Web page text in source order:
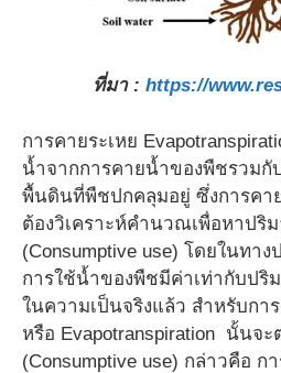
ที่มา : https://
การคายระเหย
น้ำจากการคายน้ำของพืชรวมกั
พื้นดินที่พืชปกคลุมอยู่ ซึ่งการคา
ต้องวิเคราะห์คำนวณเพื่อหาปริ
(Consumptive use) โดยในทา
การใช้น้ำของพืชมีค่าเท่ากับปริ
ในความเป็นจริงแล้ว สำหรับกา
หรือ Evapotranspiration นั้นจ
(Consumptive use) กล่าวคือ